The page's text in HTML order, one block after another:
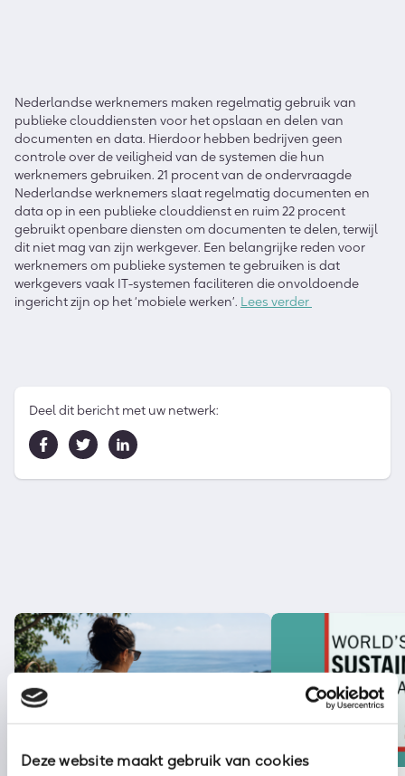
Deze website maakt gebruik van cookies
Nederlandse werknemers maken regelmatig gebruik van
publieke clouddiensten voor het opslaan en delen van
documenten en data. Hierdoor hebben bedrijven geen
controle over de veiligheid van de systemen die hun
werknemers gebruiken. 21 procent van de ondervraagde
Nederlandse werknemers slaat regelmatig documenten en
data op in een publieke clouddienst en ruim 22 procent
gebruikt openbare diensten om documenten te delen, terwijl
dit niet mag van zijn werkgever. Een belangrijke reden voor
werknemers om publieke systemen te gebruiken is dat
werkgevers vaak IT-systemen faciliteren die onvoldoende
ingericht zijn op het ‘mobiele werken’. Lees verder
Deel dit bericht met uw netwerk:
Nieuws kpn